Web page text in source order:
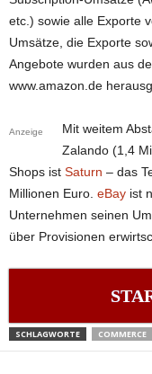
etc.) sowie alle Exporte
Umsätze, die Exporte
Angebote wurden aus
www.amazon.de
Anzeige
Mit weitem
Zalando (1,4
Shops ist Saturn – das
Millionen Euro. eBay ist
Unternehmen seinen
über Provisionen
SCHLAGWORTE COMMERCE